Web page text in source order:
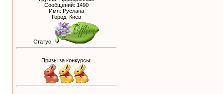
Сообщений: 1490
Имя: Руслана
Город: Киев
Статус:
Призы за конкурсы: